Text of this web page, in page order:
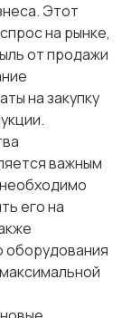
Этот
на рынке,
от продажи
на закупку
важным
его на
оборудования